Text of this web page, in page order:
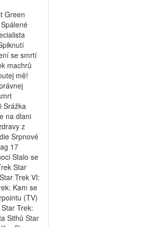
Green
se smrtí
machrů
mě!
Srážka
na dlani
z
Srpnové
17
Stalo se
Star
Trek VI:
Kam se
(TV)
Trek:
Sithů Star